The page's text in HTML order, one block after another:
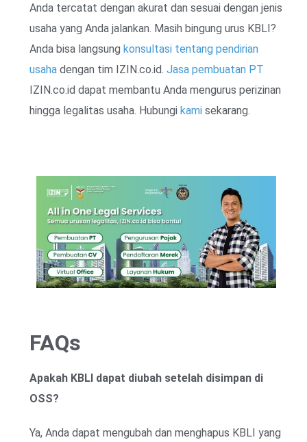
Anda tercatat dengan akurat dan sesuai dengan jenis
usaha yang Anda jalankan. Masih bingung urus KBLI?
Anda bisa langsung konsultasi tentang pendirian
usaha dengan tim IZIN.co.id. Jasa pembuatan PT
IZIN.co.id dapat membantu Anda mengurus perizinan
hingga legalitas usaha. Hubungi kami sekarang.
FAQs
Apakah KBLI dapat diubah setelah disimpan di
OSS?
Ya, Anda dapat mengubah dan menghapus KBLI yang